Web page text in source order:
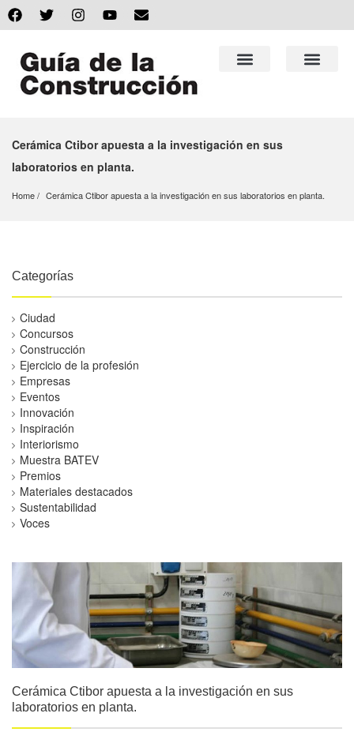
Cerámica Ctibor apuesta a la investigación en sus
laboratorios en planta.
Home Cerámica Ctibor apuesta a la investigación en sus laboratorios en planta.
Categorías
Ciudad
Concursos
Construcción
Ejercicio de la profesión
Empresas
Eventos
Innovación
Inspiración
Interiorismo
Muestra BATEV
Premios
Materiales destacados
Sustentabilidad
Voces
Cerámica Ctibor apuesta a la investigación en sus
laboratorios en planta.